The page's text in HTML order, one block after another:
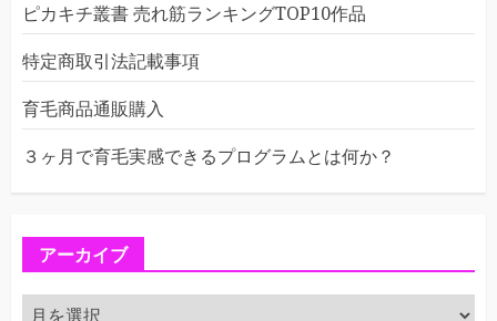
ピカキチ叢書 売れ筋ランキングTOP10作品
特定商取引法記載事項
育毛商品通販購入
３ヶ月で育毛実感できるプログラムとは何か？
アーカイブ
ア